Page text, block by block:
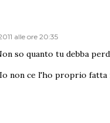
alle ore 20:35
so quanto tu debba
non ce l'ho proprio fatta